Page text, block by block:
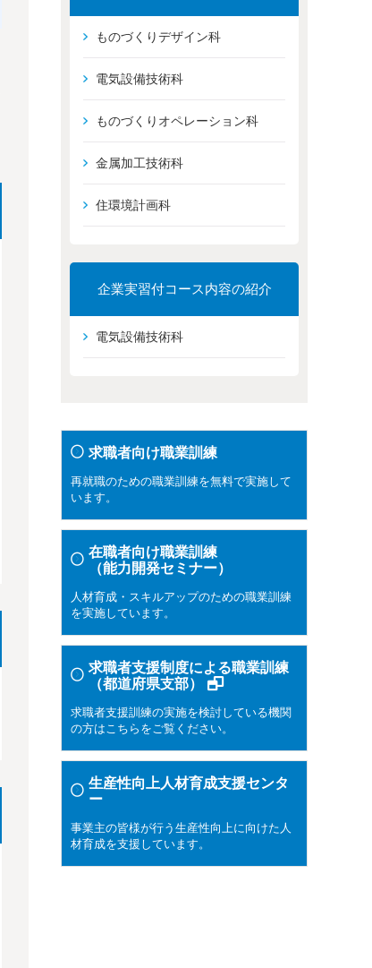
ものづくりデザイン科
電気設備技術科
ものづくりオペレーション科
金属加工技術科
住環境計画科
企業実習付コース内容の紹介
電気設備技術科
求職者向け職業訓練
再就職のための職業訓練を無料で実施して
います。
在職者向け職業訓練
（能力開発セミナー）
人材育成・スキルアップのための職業訓練
を実施しています。
求職者支援制度による職業訓練
（都道府県支部）
求職者支援訓練の実施を検討している機関
の方はこちらをご覧ください。
生産性向上人材育成支援センタ
ー
事業主の皆様が行う生産性向上に向けた人
材育成を支援しています。